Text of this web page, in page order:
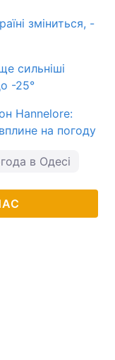
зміниться, -
сильніші
-25°
Hannelore:
на погоду
в Одесі